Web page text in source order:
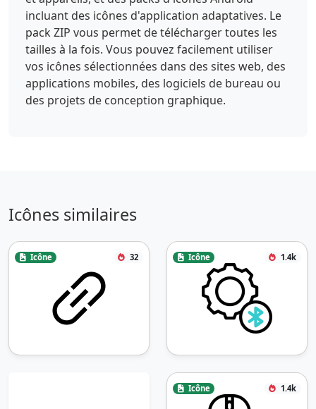
incluant des icônes d'application adaptatives. Le
pack ZIP vous permet de télécharger toutes les
tailles à la fois. Vous pouvez facilement utiliser
vos icônes sélectionnées dans des sites web, des
applications mobiles, des logiciels de bureau ou
des projets de conception graphique.
Icônes similaires
Icône 32 Icône 1.4k
Icône 1.4k